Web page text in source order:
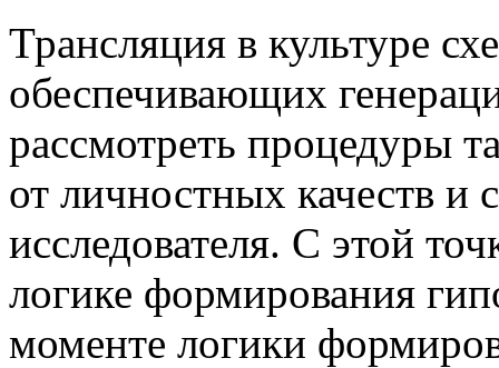
Трансляция в культуре
обеспечивающих
рассмотреть процедуры
от личностных качеств и
исследователя. С этой
логике формирования
моменте логики